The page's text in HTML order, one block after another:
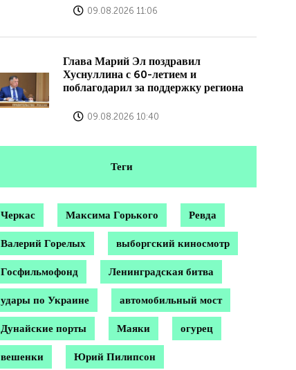
09.08.2026 11:06
Глава Марий Эл поздравил
Хуснуллина с 60-летием и
поблагодарил за поддержку региона
09.08.2026 10:40
Теги
Черкас Максима Горького Ревда
Валерий Горелых выборгский киносмотр
Госфильмофонд Ленинградская битва
удары по Украине автомобильный мост
Дунайские порты Маяки огурец
вешенки Юрий Пилипсон